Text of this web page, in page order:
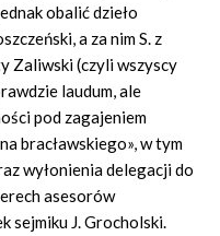
obalić dzieło
a za nim S. z
Zaliwski (czyli wszyscy
laudum, ale
pod zagajeniem
bracławskiego», w tym
wyłonienia delegacji do
asesorów
sejmiku J. Grocholski.